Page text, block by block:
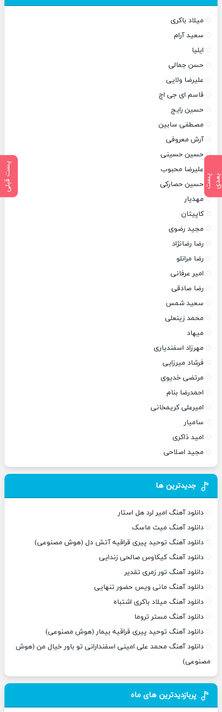
پ
س
ت
ب
ع
د ی پست قبلی
میلاد باکری
سعید آرام
ایلیا
حسن جمالی
علیرضا ولایی
قاسم ای جی اچ
حسین رایج
مصطفی سابین
آرش معروفی
حسین حسینی
علیرضا محبوب
حسین حصارکی
مهدیار
کاپیتان
مجید رضوی
رضا رضانژاد
رضا مرانلو
امیر عرفانی
رضا صادقی
سعید شمس
محمد زینعلی
میهاد
مهرزاد اسفندیاری
فرشاد میرزایی
مرتضی خدیوی
احمدرضا بنام
امیرعلی کریمخانی
سامیار
امید ذاکری
مجید اصلاحی
جدیدترین ها
دانلود آهنگ امیر لرد هل استار
دانلود آهنگ میث ماسک
دانلود آهنگ توحید پیری قراقیه آتش دل (هوش مصنوعی)
دانلود آهنگ کیکاوس صالحی زندایی
دانلود آهنگ تور زمری تقدیر
دانلود آهنگ مانی ویس حضور تنهایی
دانلود آهنگ میلاد باکری اشتباه
دانلود آهنگ مستر تروما
دانلود آهنگ توحید پیری قراقیه بیمار (هوش مصنوعی)
دانلود آهنگ محمد علی امینی اسفندارانی تو باور خیال من (هوش
مصنوعی)
پربازدیدترین های ماه